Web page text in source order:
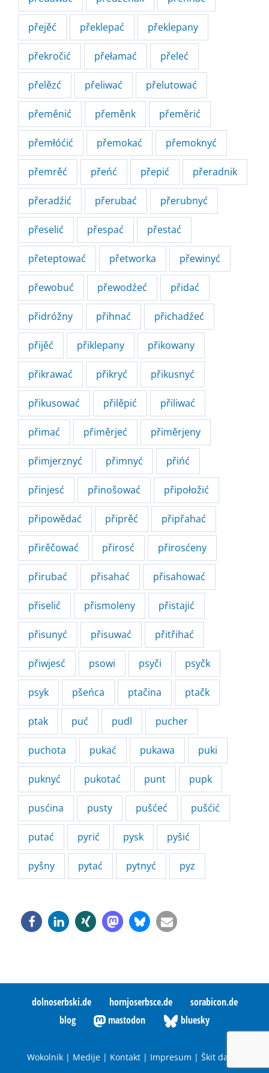
přejěć překlepać překlepany
překročić přełamać přeleć
přelězć přeliwać přelutować
přeměnić přeměnk přeměrić
přemłóćić přemokać přemoknyć
přemrěć přeńć přepić přeradnik
přeradźić přerubać přerubnyć
přeselić přespać přestać
přeteptować přetworka přewinyć
přewobuć přewodźeć přidać
přidróžny přihnać přichadźeć
přijěć přiklepany přikowany
přikrawać přikryć přikusnyć
přikusować přilěpić přiliwać
přimać přiměrjeć přiměrjeny
přimjerznyć přimnyć přińć
přinjesć přinošować připołožić
připowědać připrěć připřahać
přirěčować přirosć přirosćeny
přirubać přisahać přisahować
přiselić přismoleny přistajić
přisunyć přisuwać přitřihać
přiwjesć psowi psyči psyčk
psyk pšeńca ptačina ptačk
ptak puć pudl pucher
puchota pukać pukawa puki
puknyć pukotać punt pupk
pusćina pusty pušćeć pušćić
putać pyrić pysk pyšić
pyšny pytać pytnyć pyz
dolnoserbski.de hornjoserbsce.de
sorabicon.de
blog
mastodon bluesky
Wokolnik| Medije| Kontakt| Impresum | Škit datow